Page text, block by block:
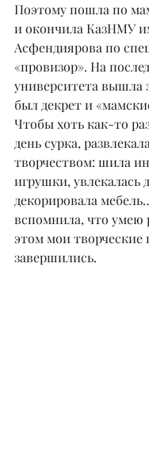
Поэтому пошла по
и окончила КазНМУ
Асфендиярова по
«провизор». На
университета вышла
был декрет и
Чтобы хоть как-то
день сурка,
творчеством: шила
игрушки, увлекалась
декорировала
вспомнила, что умею
этом мои творческие
завершились.